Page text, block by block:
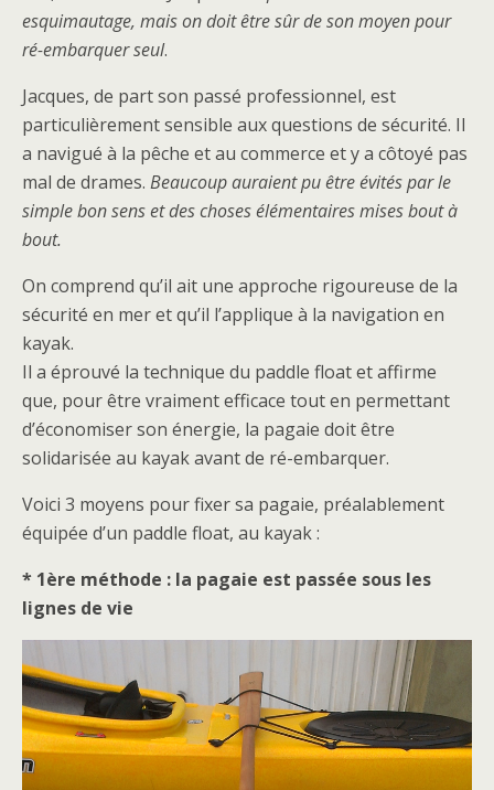
esquimautage, mais on doit être sûr de son moyen pour
ré-embarquer seul.
Jacques, de part son passé professionnel, est
particulièrement sensible aux questions de sécurité. Il
a navigué à la pêche et au commerce et y a côtoyé pas
mal de drames. Beaucoup auraient pu être évités par le
simple bon sens et des choses élémentaires mises bout à
bout.
On comprend qu’il ait une approche rigoureuse de la
sécurité en mer et qu’il l’applique à la navigation en
kayak.
Il a éprouvé la technique du paddle float et affirme
que, pour être vraiment efficace tout en permettant
d’économiser son énergie, la pagaie doit être
solidarisée au kayak avant de ré-embarquer.
Voici 3 moyens pour fixer sa pagaie, préalablement
équipée d’un paddle float, au kayak :
* 1ère méthode : la pagaie est passée sous les
lignes de vie